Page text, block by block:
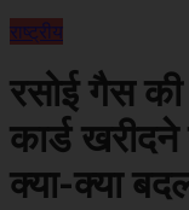
राष्ट्रीय
रसोई गैस
कार्ड
क्या-क्या